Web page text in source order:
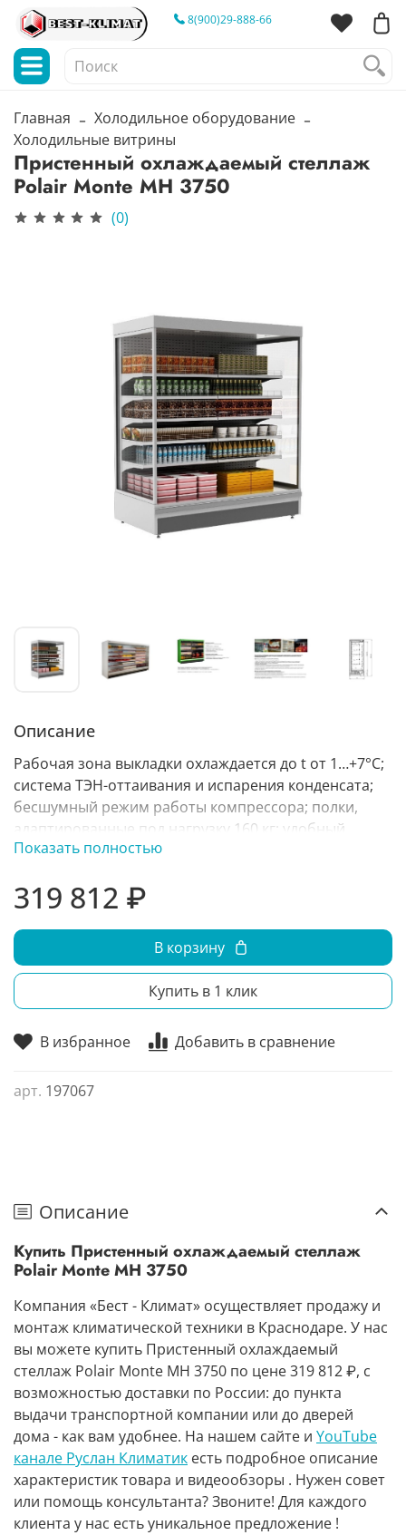
8(900)29-888-66
Главная
Холодильное оборудование
Холодильные витрины
Пристенный охлаждаемый стеллаж
Polair Monte MH 3750
(0)
В избранное Добавить в сравнение
арт. 197067
Описание
Рабочая зона выкладки охлаждается до t от 1…+7°C;
система ТЭН-оттаивания и испарения конденсата;
бесшумный режим работы компрессора; полки,
адаптированные под нагрузку 160 кг; удобный
доступ покупателей к экспонируемой продукции;
внутренней обшивкой из нержавейки; полки
ценников.
Показать полностью
319 812 ₽
В корзину
Купить в 1 клик
Описание
Купить Пристенный охлаждаемый стеллаж
Polair Monte MH 3750
Компания «Бест - Климат» осуществляет продажу и
монтаж климатической техники в Краснодаре. У нас
вы можете купить Пристенный охлаждаемый
стеллаж Polair Monte MH 3750 по цене 319 812 ₽, с
возможностью доставки по России: до пункта
выдачи транспортной компании или до дверей
дома - как вам удобнее. На нашем сайте и YouTube
канале Руслан Климатик есть подробное описание
характеристик товара и видеообзоры . Нужен совет
или помощь консультанта? Звоните! Для каждого
клиента у нас есть уникальное предложение !